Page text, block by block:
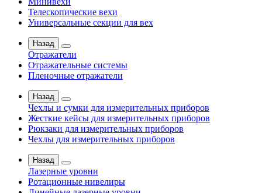
Телескопические вехи
Универсальные секции для вех
Назад
Отражатели
Отражательные системы
Пленочные отражатели
Назад
Чехлы и сумки для измерительных приборов
Жесткие кейсы для измерительных приборов
Рюкзаки для измерительных приборов
Чехлы для измерительных приборов
Назад
Лазерные уровни
Ротационные нивелиры